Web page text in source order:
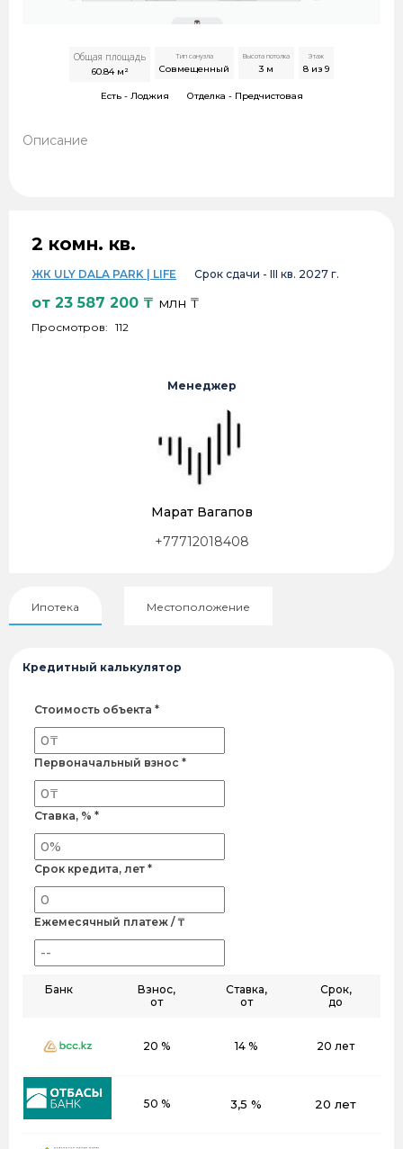
Общая площадь
60.84м²
Тип санузла
Совмещенный
Высота потолка
3 м
Этаж
8 из 9
Есть - Лоджия Отделка - Предчистовая
Описание
2 комн. кв.
ЖК ULY DALA PARK | LIFE Срок сдачи - III кв. 2027 г.
от 23 587 200 ₸ млн ₸
Просмотров: 112
Менеджер
Марат Вагапов
+77712018408
Ипотека Местоположение
Кредитный калькулятор
Стоимость объекта *
Первоначальный взнос *
Ставка, % *
Срок кредита, лет *
Ежемесячный платеж / ₸
Банк
Взнос,
от
Ставка,
от
Срок,
до
20 % 14 % 20 лет
50 % 3,5 % 20 лет